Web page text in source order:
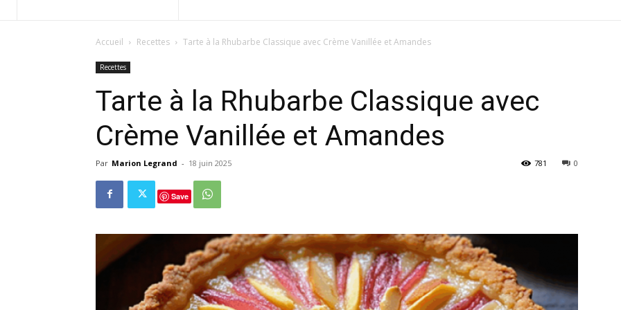
Accueil Recettes Tarte à la Rhubarbe Classique avec Crème Vanillée et Amandes
Recettes
Tarte à la Rhubarbe Classique avec
Crème Vanillée et Amandes
Par Marion Legrand - 18 juin 2025 0
781
Save